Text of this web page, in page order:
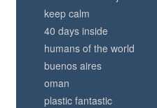
keep calm
40 days inside
humans of the world
buenos aires
oman
plastic fantastic